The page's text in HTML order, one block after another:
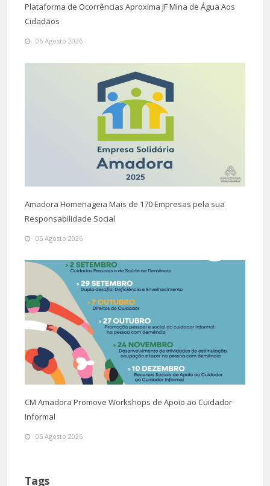
Plataforma de Ocorrências Aproxima JF Mina de Água Aos
Cidadãos
06 Agosto 2026
Amadora Homenageia Mais de 170 Empresas pela sua
Responsabilidade Social
05 Agosto 2026
CM Amadora Promove Workshops de Apoio ao Cuidador
Informal
05 Agosto 2026
Tags